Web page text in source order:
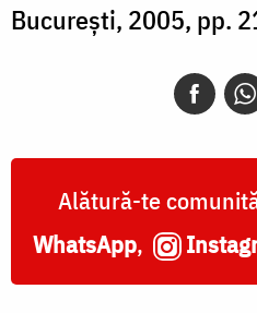
București, 2005, pp.
Alătură-te
WhatsApp,